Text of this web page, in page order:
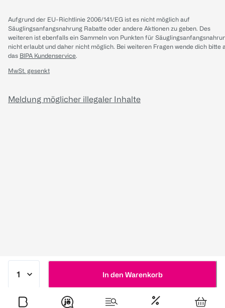
In den Warenkorb
Aufgrund der EU-Richtlinie 2006/141/EG ist es nicht möglich auf
Säuglingsanfangsnahrung Rabatte oder andere Aktionen zu geben. Des
weiteren ist ebenfalls ein Sammeln von Punkten für
nicht erlaubt und daher nicht möglich. Bei weiteren Fragen wende dich bitte
das BIPA Kundenservice.
MwSt. gesenkt
Meldung möglicher illegaler Inhalte